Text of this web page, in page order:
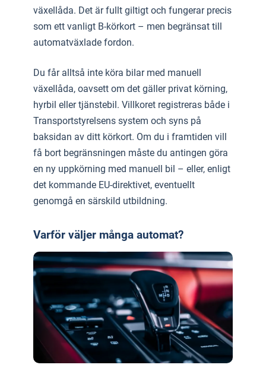
växellåda. Det är fullt giltigt och fungerar precis
som ett vanligt B-körkort – men begränsat till
automatväxlade fordon.
Du får alltså inte köra bilar med manuell
växellåda, oavsett om det gäller privat körning,
hyrbil eller tjänstebil. Villkoret registreras både i
Transportstyrelsens system och syns på
baksidan av ditt körkort. Om du i framtiden vill
få bort begränsningen måste du antingen göra
en ny uppkörning med manuell bil – eller, enligt
det kommande EU-direktivet, eventuellt
genomgå en särskild utbildning.
Varför väljer många automat?